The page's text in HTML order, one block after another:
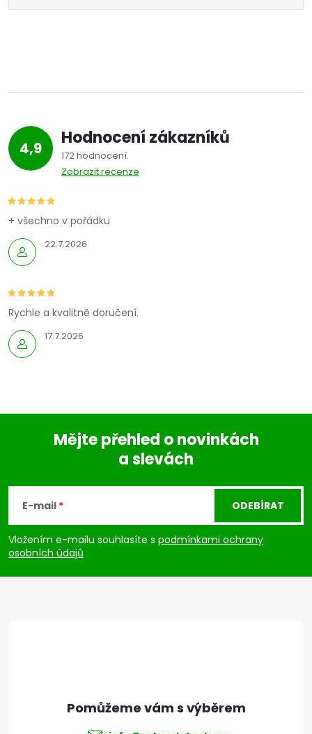
4,9 Hodnocení zákazníků
172 hodnocení
Zobrazit recenze
22.7.2026
+ všechno v pořádku
17.7.2026
Rychle a kvalitně doručení.
p
a
Mějte přehled o novinkách
a slevách
E-mail
Vložením e-mailu souhlasíte s podmínkami ochrany
osobních údajů
ODEBÍRAT